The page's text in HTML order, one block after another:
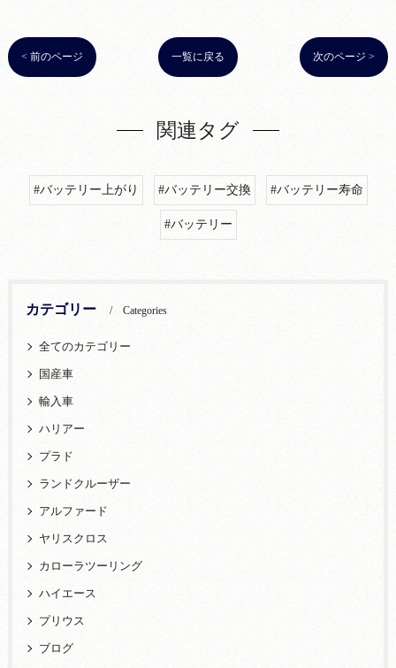
< 前のページ 一覧に戻る 次のページ >
関連タグ
#バッテリー上がり #バッテリー交換 #バッテリー寿命
#バッテリー
カテゴリー Categories
全てのカテゴリー
国産車
輸入車
ハリアー
プラド
ランドクルーザー
アルファード
ヤリスクロス
カローラツーリング
ハイエース
プリウス
ブログ